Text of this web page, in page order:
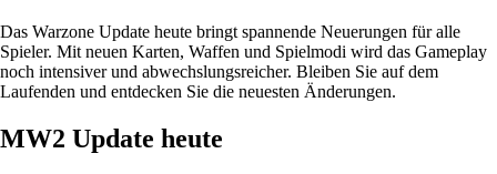
Das Warzone Update heute bringt spannende Neuerungen für alle
Spieler. Mit neuen Karten, Waffen und Spielmodi wird das Gameplay
noch intensiver und abwechslungsreicher. Bleiben Sie auf dem
Laufenden und entdecken Sie die neuesten Änderungen.
MW2 Update heute